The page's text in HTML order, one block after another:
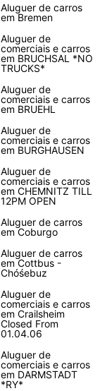
Aluguer de carros
em Bremen
Aluguer de
comerciais e carros
em BRUCHSAL *NO
TRUCKS*
Aluguer de
comerciais e carros
em BRUEHL
Aluguer de
comerciais e carros
em BURGHAUSEN
Aluguer de
comerciais e carros
em CHEMNITZ TILL
12PM OPEN
Aluguer de carros
em Coburgo
Aluguer de carros
em Cottbus -
Chóśebuz
Aluguer de
comerciais e carros
em Crailsheim
Closed From
01.04.06
Aluguer de
comerciais e carros
em DARMSTADT
*RY*